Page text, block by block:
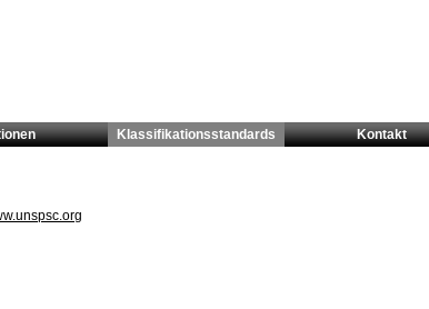
Klassifikationsstandards Kontakt